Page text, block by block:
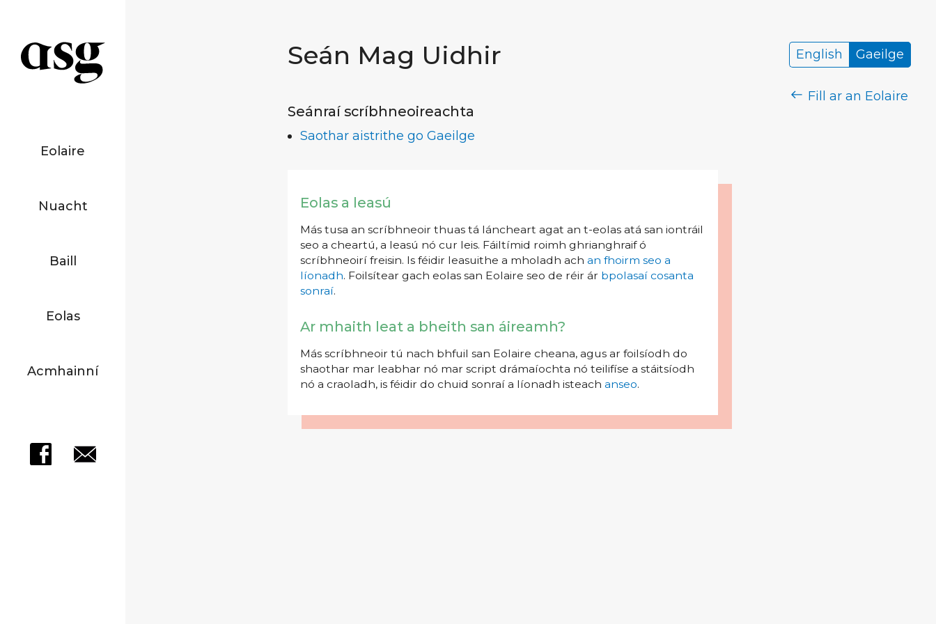
Eolaire
Nuacht
Baill
Eolas
Acmhainní
Seán Mag Uidhir English Gaeilge
Fill ar an Eolaire
Seánraí scríbhneoireachta
Saothar aistrithe go Gaeilge
Eolas a leasú
Más tusa an scríbhneoir thuas tá láncheart agat an t-eolas atá san iontráil
seo a cheartú, a leasú nó cur leis. Fáiltímid roimh ghrianghraif ó
scríbhneoirí freisin. Is féidir leasuithe a mholadh ach an fhoirm seo a
líonadh. Foilsítear gach eolas san Eolaire seo de réir ár bpolasaí cosanta
sonraí.
Ar mhaith leat a bheith san áireamh?
Más scríbhneoir tú nach bhfuil san Eolaire cheana, agus ar foilsíodh do
shaothar mar leabhar nó mar script drámaíochta nó teilifíse a stáitsíodh
nó a craoladh, is féidir do chuid sonraí a líonadh isteach anseo.